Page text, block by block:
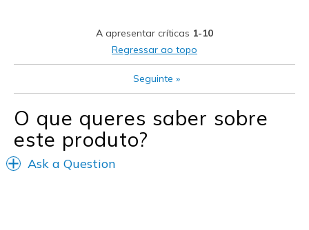
Shoes are for Wearing
A apresentar críticas 1-10
Regressar ao topo
Seguinte »
O que queres saber sobre
este produto?
Ask a Question